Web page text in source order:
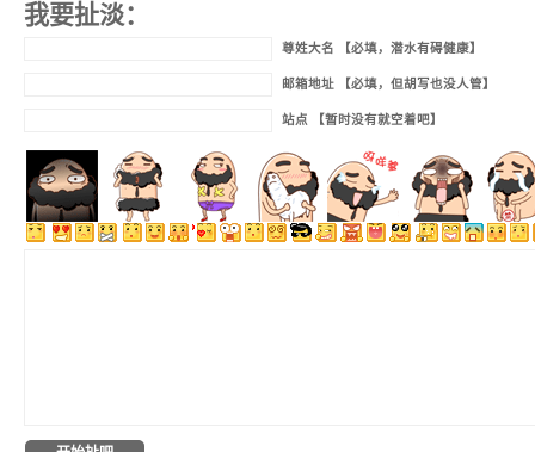
我要扯淡：
尊姓大名 【必填，潜水有碍健康】
邮箱地址 【必填，但胡写也没人管】
站点 【暂时没有就空着吧】